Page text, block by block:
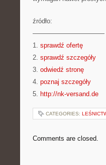
źródło:
———————————
1. sprawdź ofertę
2. sprawdź szczegóły
3. odwiedź stronę
4. poznaj szczegóły
5. http://nk-versand.de
CATEGORIES:
Comments are closed.